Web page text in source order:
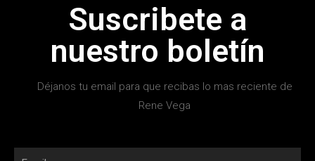
Suscribete a
nuestro boletín
Déjanos tu email para que recibas lo mas reciente de
Rene Vega